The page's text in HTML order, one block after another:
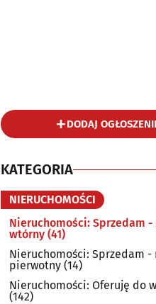
DODAJ
KATEGORIA
NIERUCHOMOŚCI
Nieruchomości: Sprzedam -
wtórny (41)
Nieruchomości: Sprzedam -
pierwotny (14)
Nieruchomości: Oferuję do
(142)